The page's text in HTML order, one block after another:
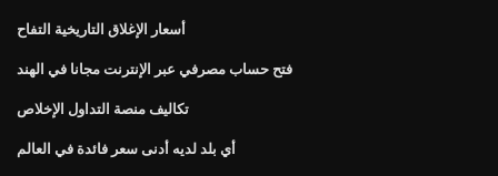
أسعار الإغلاق التاريخية التفاح
فتح حساب مصرفي عبر الإنترنت مجانا في الهند
تكاليف منصة التداول الإخلاص
أي بلد لديه أدنى سعر فائدة في العالم